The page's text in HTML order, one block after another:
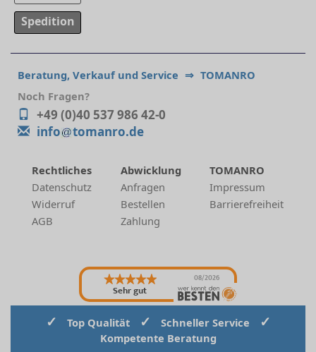
Spedition
Beratung, Verkauf und Service ⇒ TOMANRO
Noch Fragen?
+49 (0)40 537 986 42-0
info
tomanro.de
Rechtliches
Datenschutz
Widerruf
AGB
Abwicklung
Anfragen
Bestellen
Zahlung
TOMANRO
Impressum
Barrierefreiheit
Sehr gut
08/2026
✓ Top Qualität ✓ Schneller Service ✓
Kompetente Beratung